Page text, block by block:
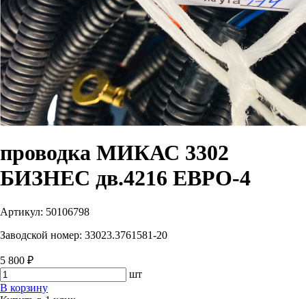
проводка МИКАС 3302
БИЗНЕС дв.4216 ЕВРО-4
Артикул: 50106798
Заводской номер: 33023.3761581-20
5 800 ₽
шт
В корзину